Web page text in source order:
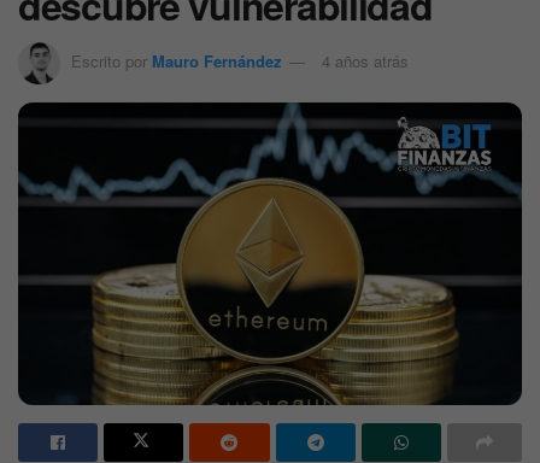
Escrito por Mauro Fernández 4 años atrás